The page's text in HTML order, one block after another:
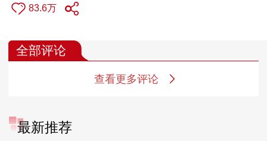
83.6万
全部评论
查看更多评论
最新推荐